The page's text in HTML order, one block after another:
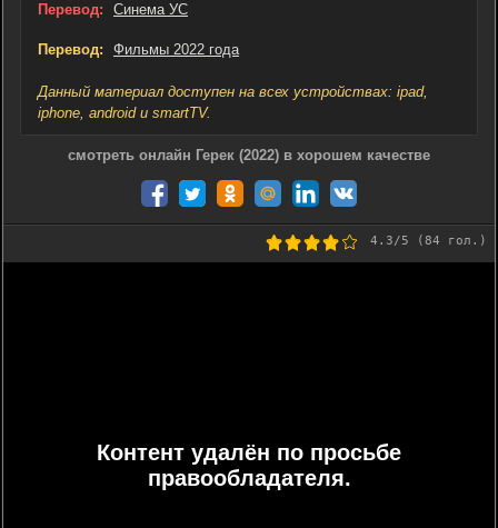
Перевод: Синема УС
Перевод: Фильмы 2022 года
Данный материал доступен на всех устройствах: ipad,
iphone, android и smartTV.
смотреть онлайн Герек (2022) в хорошем качестве
4.3/5 (84 гол.)
Контент удалён по просьбе
правообладателя.